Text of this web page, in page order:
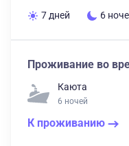
7 дней 6
Проживание во
Каюта
6 ночей
К проживанию